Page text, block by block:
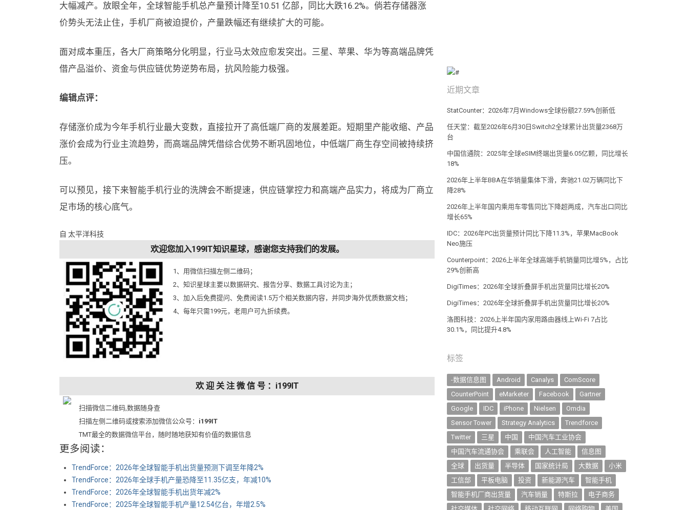
大幅减产。放眼全年，全球智能手机总产量预计降至10.51 亿部，同比大跌16.2%。倘若存储器涨
价势头无法止住，手机厂商被迫提价，产量跌幅还有继续扩大的可能。
面对成本重压，各大厂商策略分化明显，行业马太效应愈发突出。三星、苹果、华为等高端品牌凭
借产品溢价、资金与供应链优势逆势布局，抗风险能力极强。
编辑点评：
存储涨价成为今年手机行业最大变数，直接拉开了高低端厂商的发展差距。短期里产能收缩、产品
涨价会成为行业主流趋势，而高端品牌凭借综合优势不断巩固地位，中低端厂商生存空间被持续挤
压。
可以预见，接下来智能手机行业的洗牌会不断提速，供应链掌控力和高端产品实力，将成为厂商立
足市场的核心底气。
自 太平洋科技
欢迎您加入199IT知识星球，感谢您支持我们的发展。
1、用微信扫描左侧二维码；
2、知识星球主要以数据研究、报告分享、数据工具讨论为主；
3、加入后免费提问、免费阅读1.5万个相关数据内容，并同步海外优质数据文档；
4、每年只需199元，老用户可九折续费。
欢 迎 关 注 微 信 号 ：i199IT
扫描微信二维码,数据随身查
扫描左侧二维码或搜索添加微信公众号： i199IT
TMT最全的数据微信平台，随时随地获知有价值的数据信息
更多阅读：
TrendForce：2026年全球智能手机出货量预测下调至年降2%
TrendForce：2026年全球手机产量恐降至11.35亿支，年减10%
TrendForce：2026年全球智能手机出货年减2%
TrendForce：2025年全球智能手机产量12.54亿台，年增2.5%
近期文章
StatCounter：2026年7月Windows全球份额27.59%创新低
任天堂：截至2026年6月30日Switch2全球累计出货量2368万
台
中国信通院：2025年全球eSIM终端出货量6.05亿颗，同比增长
18%
2026年上半年BBA在华销量集体下滑，奔驰21.02万辆同比下
降28%
2026年上半年国内乘用车零售同比下降超两成，汽车出口同比
增长65%
IDC：2026年PC出货量预计同比下降11.3%，苹果MacBook
Neo施压
Counterpoint：2026上半年全球高端手机销量同比增5%，占比
29%创新高
DigiTimes：2026年全球折叠屏手机出货量同比增长20%
DigiTimes：2026年全球折叠屏手机出货量同比增长20%
洛图科技：2026上半年国内家用路由器线上Wi-Fi 7占比
30.1%，同比提升4.8%
标签
-数据信息图 Android Canalys
ComScore
CounterPoint
eMarketer Facebook
Gartner
Google
IDC iPhone Nielsen
Omdia
Sensor Tower
Strategy Analytics
Trendforce
Twitter
三星 中国
中国汽车工业协会
中国汽车流通协会
乘联会 人工智能
信息图
全球
出货量 半导体 国家统计局 大数据
小米
工信部
平板电脑 投资 新能源汽车
智能手机
智能手机厂商出货量
汽车销量 特斯拉
电子商务